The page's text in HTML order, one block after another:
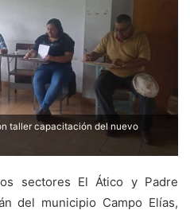
taller capacitación del nuevo
sectores El Ático y Padre
del municipio Campo Elías,